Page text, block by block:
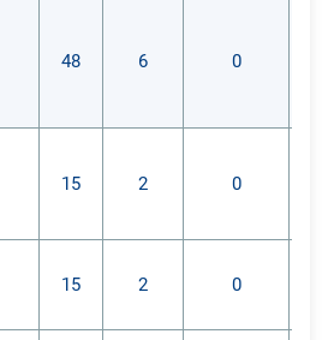
48 6 0
15 2 0
15 2 0